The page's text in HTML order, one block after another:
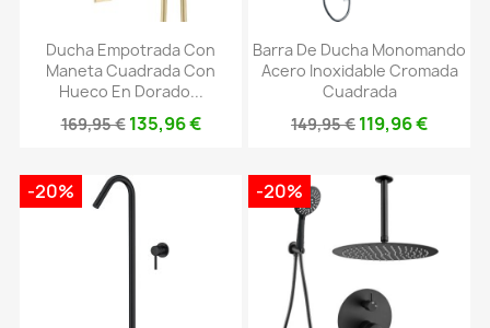
Ducha Empotrada Con
Maneta Cuadrada Con
Hueco En Dorado...
169,95 € 135,96 €
Barra De Ducha Monomando
Acero Inoxidable Cromada
Cuadrada
149,95 € 119,96 €
-20% -20%